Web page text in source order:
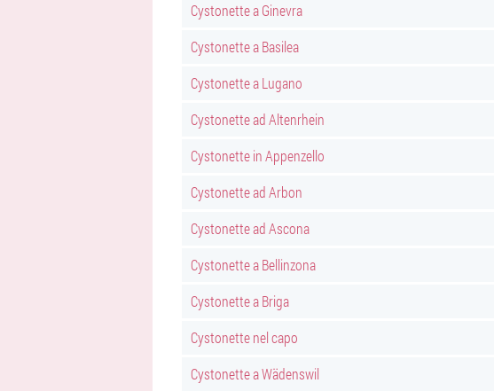
Cystonette a Ginevra
Cystonette a Basilea
Cystonette a Lugano
Cystonette ad Altenrhein
Cystonette in Appenzello
Cystonette ad Arbon
Cystonette ad Ascona
Cystonette a Bellinzona
Cystonette a Briga
Cystonette nel capo
Cystonette a Wädenswil